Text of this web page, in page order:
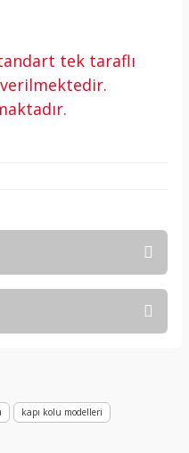
tek taraflı
kapı kolu modelleri